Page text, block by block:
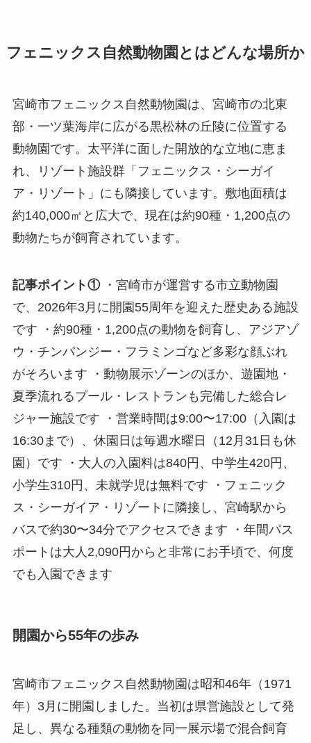
フェニックス自然動物園とはどんな場所か
宮崎市フェニックス自然動物園は、宮崎市の北東
部・一ツ葉海岸に広がる黒松林の丘陵に位置する
動物園です。太平洋に面した開放的な立地に恵ま
れ、リゾート施設群「フェニックス・シーガイ
ア・リゾート」にも隣接しています。敷地面積は
約140,000㎡と広大で、現在は約90種・1,200点の
動物たちが飼育されています。
記事ポイント①・宮崎市が運営する市立動物園
で、2026年3月に開園55周年を迎えた歴史ある施設
です ・約90種・1,200点の動物を飼育し、アジアゾ
ウ・チンパンジー・フラミンゴなど多彩な顔ぶれ
がそろいます ・動物展示ゾーンのほか、遊園地・
夏季流れるプール・レストランも完備した総合レ
ジャー施設です ・営業時間は9:00〜17:00（入園は
16:30まで）、休園日は毎週水曜日（12月31日も休
園）です ・大人の入園料は840円、中学生420円、
小学生310円、未就学児は無料です ・フェニック
ス・シーガイア・リゾートに隣接し、宮崎駅から
バスで約30〜34分でアクセスできます ・年間パス
ポートは大人2,090円からと非常にお手頃で、何度
でも入園できます
開園から55年の歩み
宮崎市フェニックス自然動物園は昭和46年（1971
年）3月に開園しました。当初は県営施設として発
足し、異なる種類の動物を同一展示場で混合飼育